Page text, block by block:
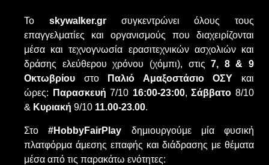
Το skywalker.grσυγκεντρώνει όλους τους
επαγγελματίες και οργανισμούς που διαχειρίζονται
μέσα και τεχνογνωσία ερασιτεχνικών ασχολιών και
δράσης ελεύθερου χρόνου (χόμπι), στις7, 8 & 9
Οκτωβρίου στο Παλιό Αμαξοστάσιο ΟΣΥ και
ώρες:
Παρασκευή 7/10 16:00-23:00,Σάββατο 8/10
& Κυριακή 9/10 11.00-23.00.
Στο#HobbyFairPlay δημιουργούμε μία φυσική
πλατφόρμα άμεσης επαφής και διάδρασης με θέματα
μέσα από τις παρακάτω ενότητες: